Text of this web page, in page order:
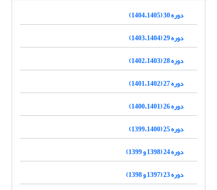
دوره 30 (1404،1405)
دوره 29 (1403،1404)
دوره 28 (1402،1403)
دوره 27 (1401،1402)
دوره 26 (1400،1401)
دوره 25 (1399،1400)
دوره 24 (1398 و 1399)
دوره 23 (1397 و 1398)